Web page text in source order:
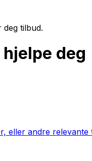
deg tilbud.
deg
eller andre relevante